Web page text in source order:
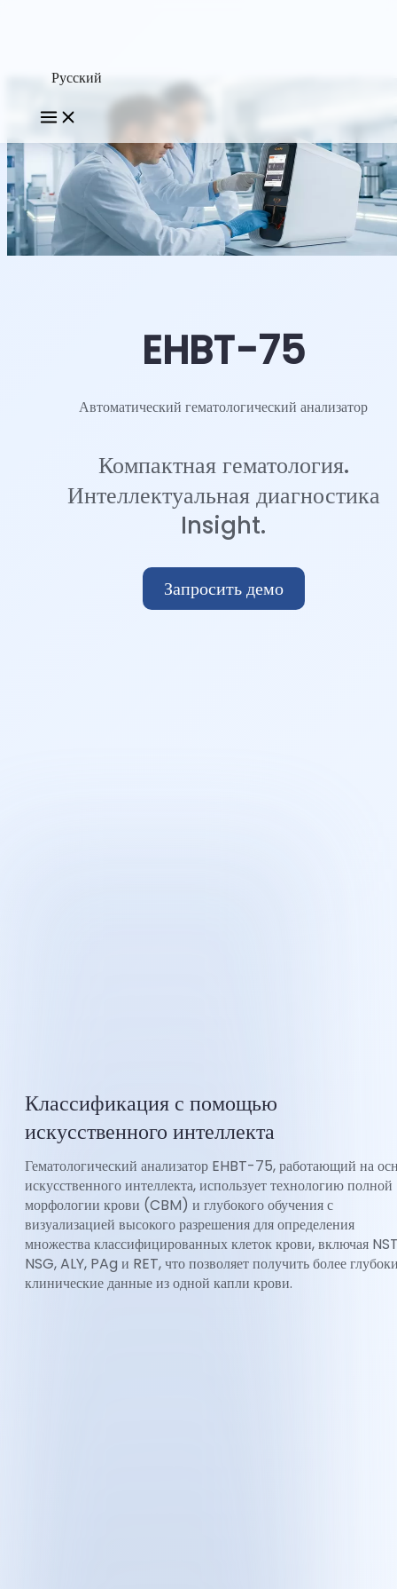
Русский
EHBT-75
Автоматический гематологический анализатор
Компактная гематология.
Интеллектуальная диагностика
Insight.
Запросить демо
Классификация с помощью
искусственного интеллекта
Гематологический анализатор EHBT-75, работающий на
искусственного интеллекта, использует технологию полной
морфологии крови (CBM) и глубокого обучения с
визуализацией высокого разрешения для определения
множества классифицированных клеток крови, включая
NSG, ALY, PAg и RET, что позволяет получить более
клинические данные из одной капли крови.